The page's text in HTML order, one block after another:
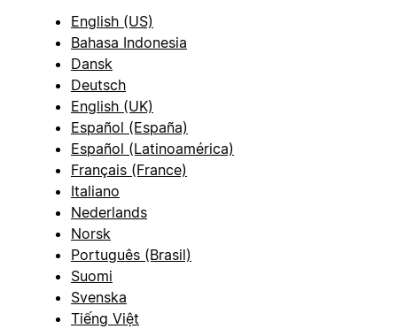
English (US)
Bahasa Indonesia
Dansk
Deutsch
English (UK)
Español (España)
Español (Latinoamérica)
Français (France)
Italiano
Nederlands
Norsk
Português (Brasil)
Suomi
Svenska
Tiếng Việt